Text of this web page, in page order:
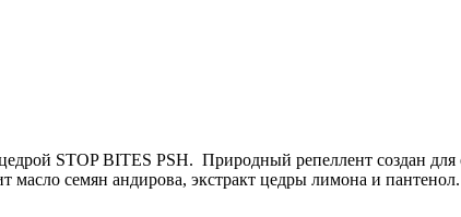
STOP BITES PSH. Природный репеллент создан
масло семян андирова, экстракт цедры лимона и пантенол.